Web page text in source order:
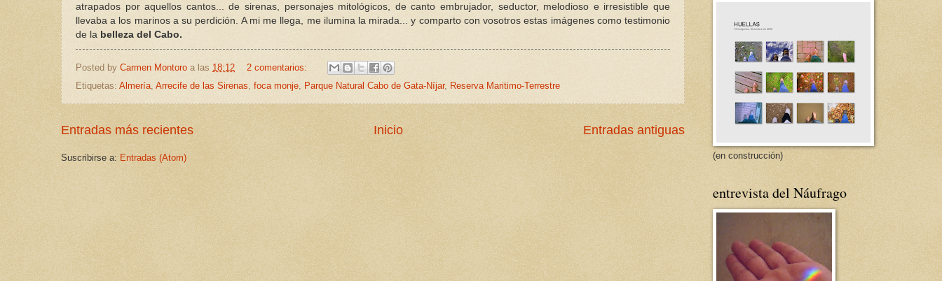
atrapados por aquellos cantos... de sirenas, personajes mitológicos, de canto embrujador, seductor, melodioso e irresistible que
llevaba a los marinos a su perdición. A mi me llega, me ilumina la mirada... y comparto con vosotros estas imágenes como testimonio
de la belleza del Cabo.
Posted by Carmen Montoro a las 18:12
2 comentarios:
Etiquetas: Almería, Arrecife de las Sirenas, foca monje, Parque Natural Cabo de Gata-Níjar, Reserva Maritimo-Terrestre
Entradas más recientes Entradas antiguas
Inicio
Suscribirse a: Entradas (Atom) (en construcción)
entrevista del Náufrago